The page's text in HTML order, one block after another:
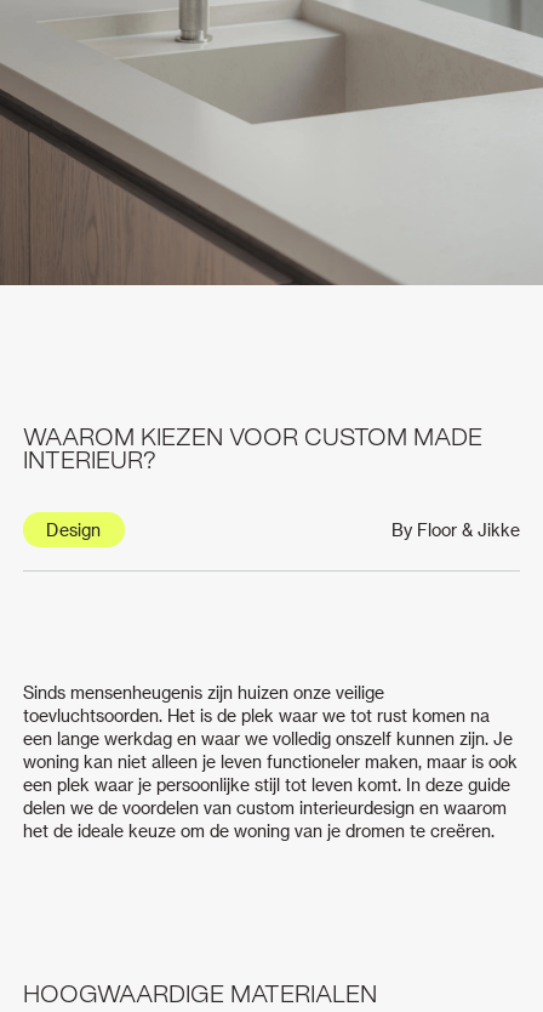
WAAROM KIEZEN VOOR CUSTOM MADE
INTERIEUR?
Design By Floor & Jikke
Sinds mensenheugenis zijn huizen onze veilige
toevluchtsoorden. Het is de plek waar we tot rust komen na
een lange werkdag en waar we volledig onszelf kunnen zijn. Je
woning kan niet alleen je leven functioneler maken, maar is ook
een plek waar je persoonlijke stijl tot leven komt. In deze guide
delen we de voordelen van custom interieurdesign en waarom
het de ideale keuze om de woning van je dromen te creëren.
HOOGWAARDIGE MATERIALEN